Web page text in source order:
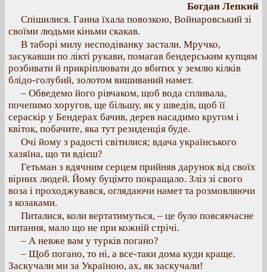
Богдан Лепкий
Спішилися. Ганна їхала повозкою, Войнаровський зі
своїми людьми кіньми скакав.
В таборі милу несподіванку застали. Мручко,
засукавши по лікті рукави, помагав бендерським купцям
розбивати й прикріплювати до вбитих у землю кілків
блідо-голубий, золотом вишиваний намет.
– Обведемо його рівчаком, щоб вода спливала,
почепимо хоругов, ще більшу, як у шведів, щоб її
сераскір у Бендерах бачив, дерев насадимо кругом і
квіток, побачите, яка тут резиденція буде.
Очі йому з радості світилися; вдача українського
хазяїна, що ти вдієш?
Гетьман з вдячним серцем прийняв дарунок від своїх
вірних людей. Йому буцімто покращало. Зліз зі свого
воза і проходжувався, оглядаючи намет та розмовляючи
з козаками.
Питалися, коли вертатимуться, – це було повсякчасне
питання, мало що не при кожній стрічі.
– А невже вам у турків погано?
– Щоб погано, то ні, а все-таки дома куди краще.
Заскучали ми за Україною, ах, як заскучали!